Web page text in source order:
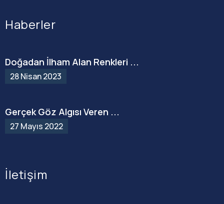
Haberler
Doğadan İlham Alan Renkleri ...
28 Nisan 2023
Gerçek Göz Algısı Veren ...
27 Mayıs 2022
İletişim